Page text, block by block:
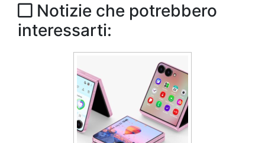
Notizie che potrebbero
interessarti: